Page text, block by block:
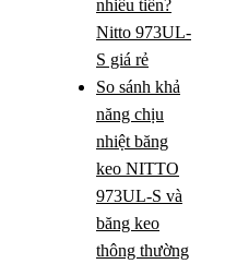
nhiêu tiền?
Nitto 973UL-
S giá rẻ
So sánh khả
năng chịu
nhiệt băng
keo NITTO
973UL-S và
băng keo
thông thường